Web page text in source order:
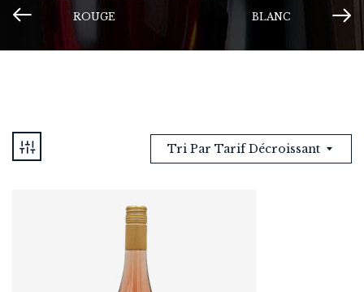
ROUGE BLANC
Tri Par Tarif Décroissant